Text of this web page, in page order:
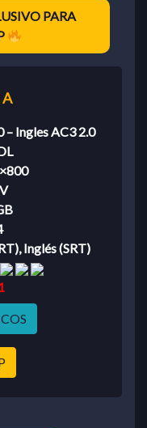
PARA
– Ingles AC3 2.0
Inglés (SRT)